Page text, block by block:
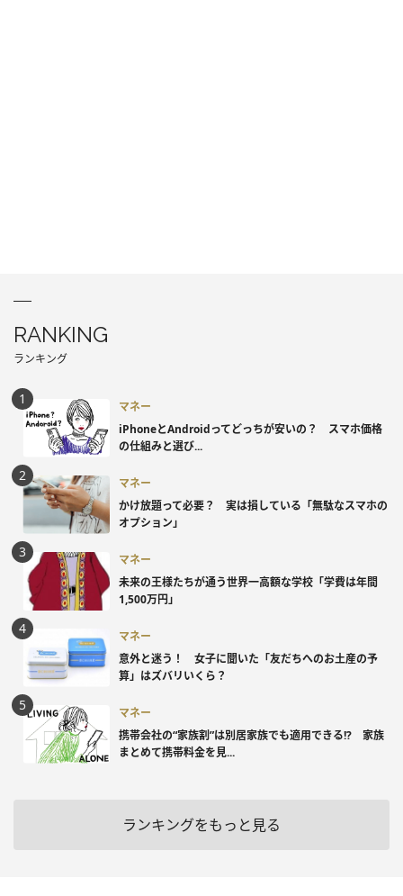
RANKING
ランキング
マネー
iPhoneとAndroidってどっちが安いの？ スマホ価格
の仕組みと選び...
マネー
かけ放題って必要？ 実は損している「無駄なスマホの
オプション」
マネー
未来の王様たちが通う世界一高額な学校「学費は年間
1,500万円」
マネー
意外と迷う！ 女子に聞いた「友だちへのお土産の予
算」はズバリいくら？
マネー
携帯会社の“家族割”は別居家族でも適用できる!? 家族
まとめて携帯料金を見...
ランキングをもっと見る